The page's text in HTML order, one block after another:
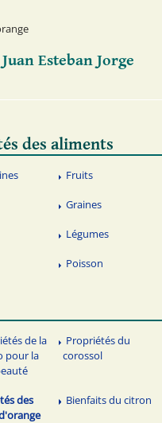
Juan Esteban Jorge
des aliments
Fruits
Graines
Légumes
Poisson
de la
pour la
Propriétés du
corossol
des
Bienfaits du citron